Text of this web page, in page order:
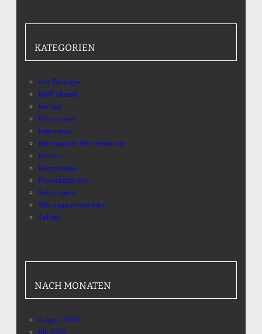
KATEGORIEN
Alle Beiträge
BWP aktuell
Europa
Hörenswert
Interviews
Kommunale Wärmewende
Medien
Netzausbau
Praxisbeispiele
Sehenswert
Wärmepumpen-Jobs
Zahlen
NACH MONATEN
August 2026